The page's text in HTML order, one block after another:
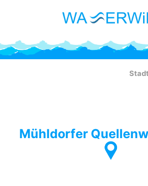
Mühldorfer